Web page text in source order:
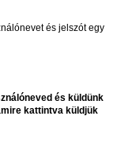
és jelszót egy
és küldünk
kattintva küldjük